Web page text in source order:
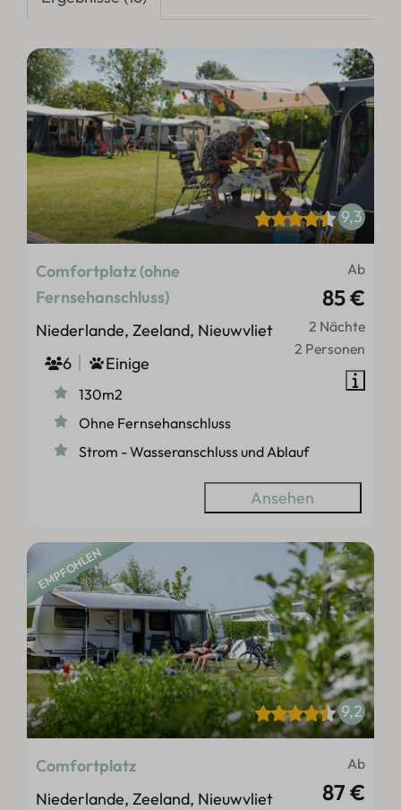
9,3
Ab
85 €
2 Nächte
2 Personen
Comfortplatz (ohne
Fernsehanschluss)
Niederlande, Zeeland, Nieuwvliet
6
Einige
130m2
Ohne Fernsehanschluss
Strom - Wasseranschluss und Ablauf
Ansehen
EMPFOHLEN
9,2
Ab
87 €
Comfortplatz
Niederlande, Zeeland, Nieuwvliet